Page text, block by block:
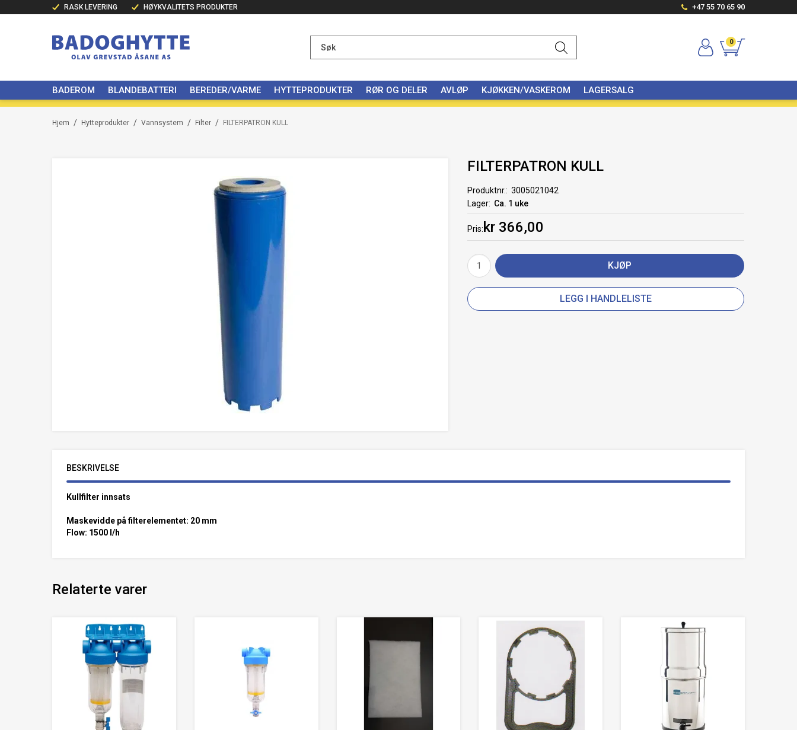
RASK LEVERING HØYKVALITETS PRODUKTER +47 55 70 65 90
0
BADEROM BLANDEBATTERI BEREDER/VARME HYTTEPRODUKTER RØR OG DELER AVLØP KJØKKEN/VASKEROM LAGERSALG
/
Hjem /
Hytteprodukter /
Vannsystem /
Filter FILTERPATRON KULL
FILTERPATRON KULL
Produktnr.
3005021042
Lager
Ca. 1 uke
Pris kr 366,00
KJØP
LEGG I HANDLELISTE
BESKRIVELSE
Kullfilter innsats
Maskevidde på filterelementet: 20 mm
Flow: 1500 l/h
Relaterte varer